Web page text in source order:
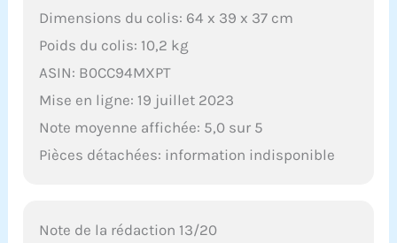
Dimensions du colis: 64 x 39 x 37 cm
Poids du colis: 10,2 kg
ASIN: B0CC94MXPT
Mise en ligne: 19 juillet 2023
Note moyenne affichée: 5,0 sur 5
Pièces détachées: information indisponible
Note de la rédaction 13/20